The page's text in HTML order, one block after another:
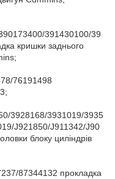
391430100/39
кришки заднього
76191498
3928168/3931019/3935
J921850/J911342/J90
блоку циліндрів
87344132 прокладка